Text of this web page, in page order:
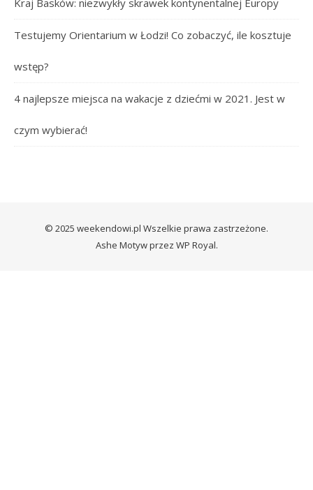
Kraj Basków: niezwykły skrawek kontynentalnej Europy
Testujemy Orientarium w Łodzi! Co zobaczyć, ile kosztuje
wstęp?
4 najlepsze miejsca na wakacje z dziećmi w 2021. Jest w
czym wybierać!
© 2025 weekendowi.pl Wszelkie prawa zastrzeżone.
Ashe Motyw przez WP Royal.